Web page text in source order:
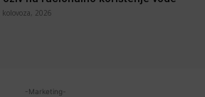
kolovoza, 2026
-Marketing-